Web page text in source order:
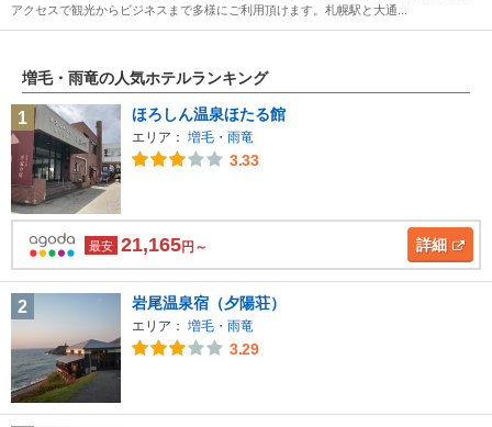
アクセスで観光からビジネスまで多様にご利用頂けます。札幌駅と大通...
増毛・雨竜の人気ホテルランキング
1 ほろしん温泉ほたる館
エリア： 増毛・雨竜
3.33
最安 21,165円～ 詳細
2 岩尾温泉宿（夕陽荘）
エリア： 増毛・雨竜
3.29